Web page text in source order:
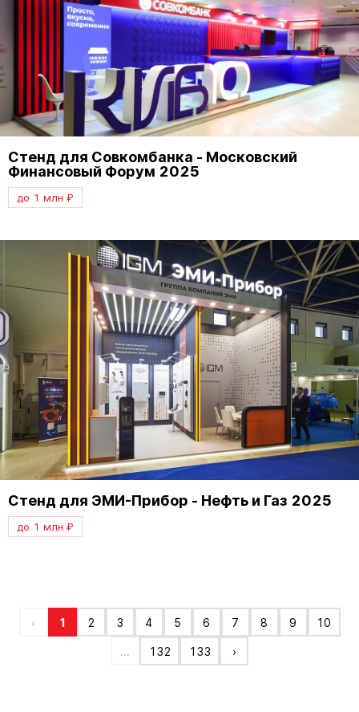
Стенд для Совкомбанка - Московский
Финансовый Форум 2025
до 1 млн ₽
Стенд для ЭМИ-Прибор - Нефть и Газ 2025
до 1 млн ₽
‹ 1 2 3 4 5 6 7 8 9 10
... 132 133 ›